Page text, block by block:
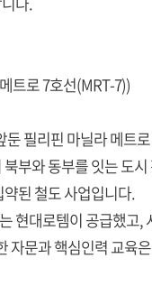
트로 7호선(MRT-7))
둔 필리핀 마닐라 메트
부와 동부를 잇는 도
된 철도 사업입니다.
현대로템이 공급했고,
자문과 핵심인력 교육